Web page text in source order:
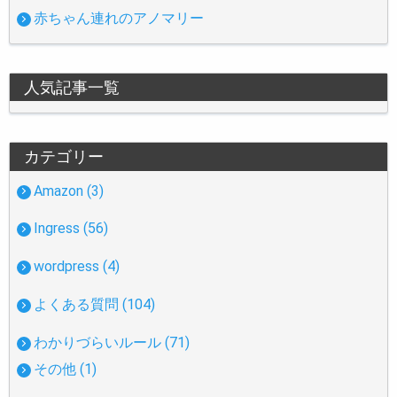
赤ちゃん連れのアノマリー
人気記事一覧
カテゴリー
Amazon (3)
Ingress (56)
wordpress (4)
よくある質問 (104)
わかりづらいルール (71)
その他 (1)